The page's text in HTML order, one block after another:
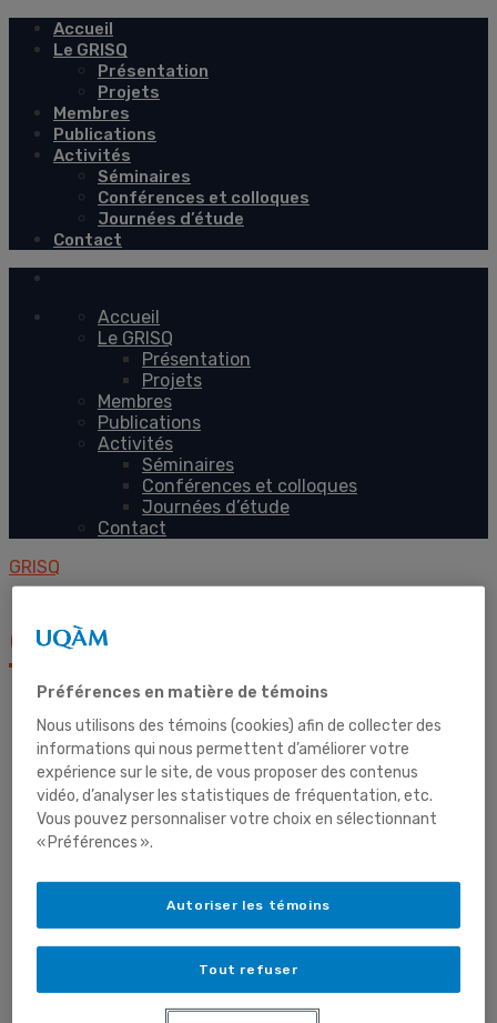
Accueil
Le GRISQ
Présentation
Projets
Membres
Publications
Activités
Séminaires
Conférences et colloques
Journées d’étude
Contact
Accueil
Le GRISQ
Présentation
Projets
Membres
Publications
Activités
Séminaires
Conférences et colloques
Journées d’étude
Contact
GRISQ
GRISQ
Accueil
Préférences en matière de témoins
Nous utilisons des témoins (cookies) afin de collecter des
informations qui nous permettent d’améliorer votre
expérience sur le site, de vous proposer des contenus
vidéo, d’analyser les statistiques de fréquentation, etc.
Vous pouvez personnaliser votre choix en sélectionnant
« Préférences ».
Tout refuser
Autoriser les témoins